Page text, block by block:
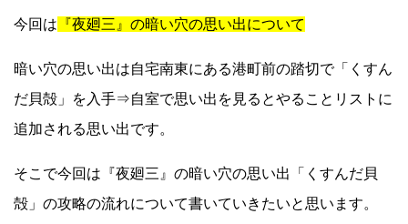
今回は 『夜廻三』の暗い穴の思い出について
暗い穴の思い出は自宅南東にある港町前の踏切で「くすん
だ貝殻」を入手⇒自室で思い出を見るとやることリストに
追加される思い出です。
そこで今回は『夜廻三』の暗い穴の思い出「くすんだ貝
殻」の攻略の流れについて書いていきたいと思います。